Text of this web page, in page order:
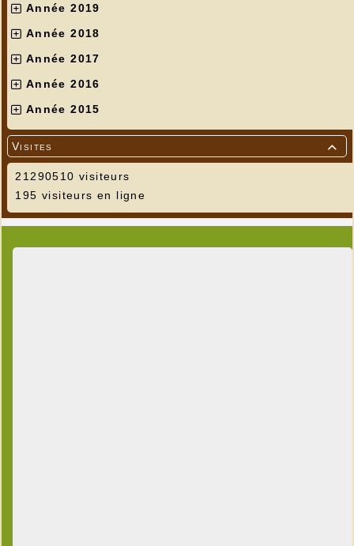
Année 2019
Année 2018
Année 2017
Année 2016
Année 2015

Visites
21290510 visiteurs
195 visiteurs en ligne